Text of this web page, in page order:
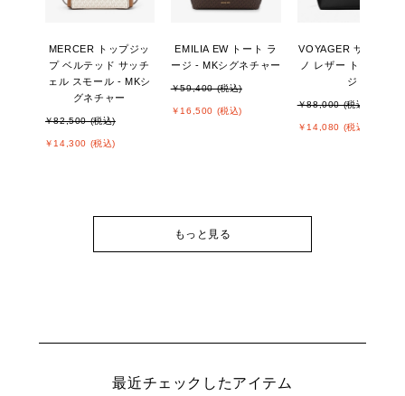
MERCER トップジッ
プ ベルテッド サッチ
ェル スモール - MKシ
グネチャー
￥82,500 (税込)
￥14,300 (税込)
EMILIA EW トート ラ
ージ - MKシグネチャー
￥59,400 (税込)
￥16,500 (税込)
VOYAGER サフィア
ノ レザー トート ラー
ジ
￥88,000 (税込)
￥14,080 (税込)
もっと見る
最近チェックしたアイテム